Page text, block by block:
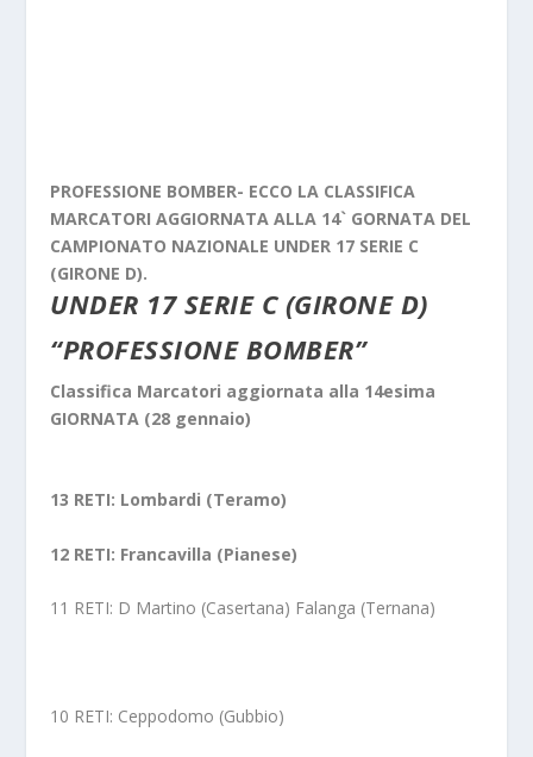
PROFESSIONE BOMBER- ECCO LA CLASSIFICA
MARCATORI AGGIORNATA ALLA 14` GORNATA DEL
CAMPIONATO NAZIONALE UNDER 17 SERIE C
(GIRONE D).
UNDER 17 SERIE C (GIRONE D)
“PROFESSIONE BOMBER”
Classifica Marcatori aggiornata alla 14esima
GIORNATA (28 gennaio)
13 RETI: Lombardi (Teramo)
12 RETI: Francavilla (Pianese)
11 RETI: D Martino (Casertana) Falanga (Ternana)
10 RETI: Ceppodomo (Gubbio)